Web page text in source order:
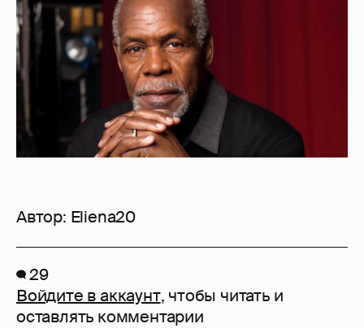
Автор: Eliena20
29
Войдите в аккаунт, чтобы читать и
оставлять комментарии